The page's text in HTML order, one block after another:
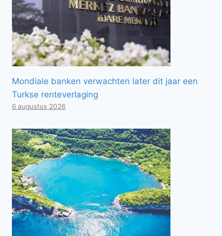
Mondiale banken verwachten later dit jaar een
Turkse renteverlaging
6 augustus 2026